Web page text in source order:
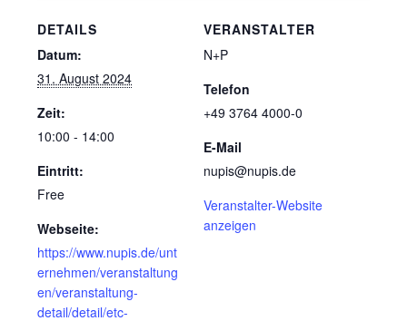
DETAILS
Datum:
31. August 2024
Zeit:
10:00 - 14:00
Eintritt:
Free
Webseite:
https://www.nupis.de/unt
ernehmen/veranstaltung
en/veranstaltung-
detail/detail/etc-
VERANSTALTER
N+P
Telefon
+49 3764 4000-0
E-Mail
nupis@nupis.de
Veranstalter-Website
anzeigen